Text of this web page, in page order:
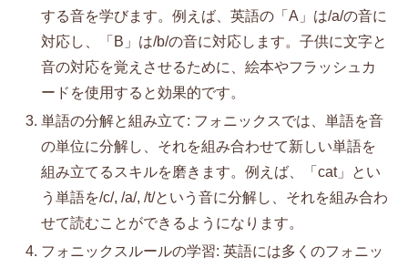
する音を学びます。例えば、英語の「A」は/a/の音に
対応し、「B」は/b/の音に対応します。子供に文字と
音の対応を覚えさせるために、絵本やフラッシュカ
ードを使用すると効果的です。
単語の分解と組み立て: フォニックスでは、単語を音
の単位に分解し、それを組み合わせて新しい単語を
組み立てるスキルを磨きます。例えば、「cat」とい
う単語を/c/, /a/, /t/という音に分解し、それを組み合わ
せて読むことができるようになります。
フォニックスルールの学習: 英語には多くのフォニッ